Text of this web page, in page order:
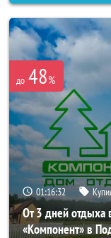
до 48%
01:16:30
От 3 дней отдыха
«Компонент» в